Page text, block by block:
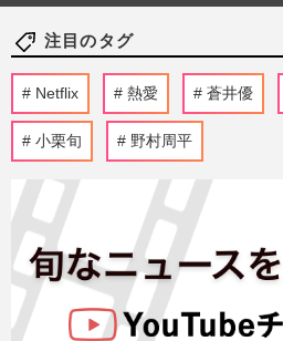
注目のタグ
Netflix 熱愛 蒼井優
小栗旬 野村周平